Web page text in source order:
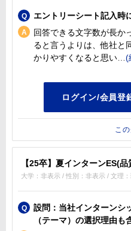
エントリーシート記入時
回答できる文字数が長か
ると言うよりは、他社と
かりやすくなると思い
こ
【25卒】夏インターンES(品
大学：非表示 / 性別：非表示 / 文理
設問：当社インターンシ
（テーマ）の選択理由も